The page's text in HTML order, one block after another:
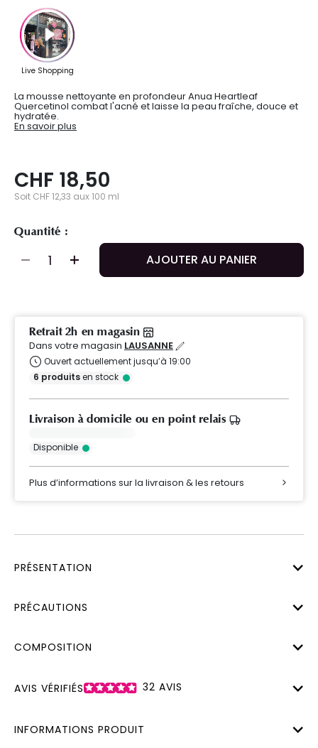
La mousse nettoyante en profondeur Anua Heartleaf
Quercetinol combat l'acné et laisse la peau fraîche, douce et
hydratée.
En savoir plus
CHF 18,50
Soit CHF 12,33 aux 100 ml
Quantité :
AJOUTER AU PANIER
Retrait 2h en magasin
Dans votre magasin LAUSANNE
Ouvert actuellement jusqu’à 19:00
6 produitsen stock
Livraison à domicile ou en point relais
Disponible
Plus d’informations sur la livraison & les retours
PRÉSENTATION
PRÉCAUTIONS
COMPOSITION
AVIS VÉRIFIÉS 32 AVIS
INFORMATIONS PRODUIT